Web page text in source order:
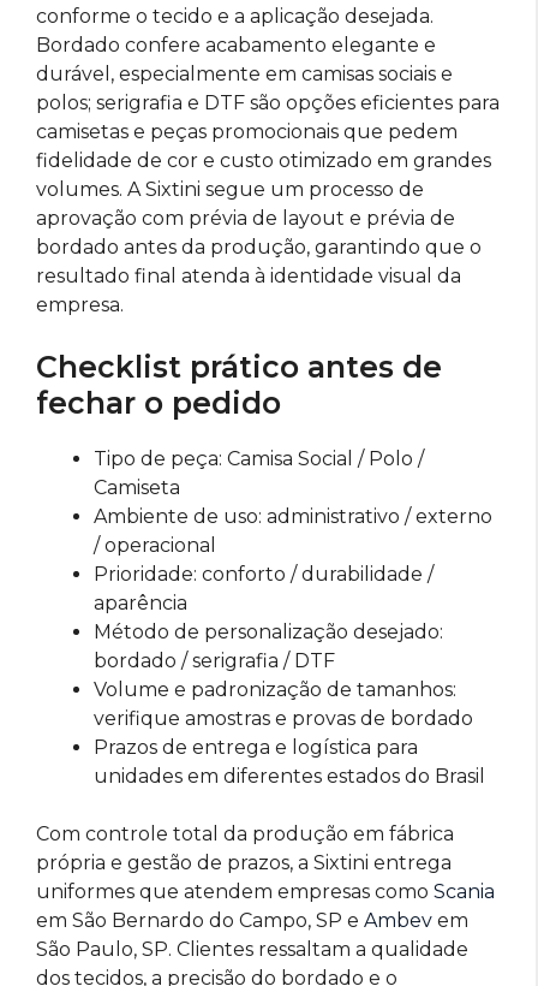
conforme o tecido e a aplicação desejada.
Bordado confere acabamento elegante e
durável, especialmente em camisas sociais e
polos; serigrafia e DTF são opções eficientes para
camisetas e peças promocionais que pedem
fidelidade de cor e custo otimizado em grandes
volumes. A Sixtini segue um processo de
aprovação com prévia de layout e prévia de
bordado antes da produção, garantindo que o
resultado final atenda à identidade visual da
empresa.
Checklist prático antes de
fechar o pedido
Tipo de peça: Camisa Social / Polo /
Camiseta
Ambiente de uso: administrativo / externo
/ operacional
Prioridade: conforto / durabilidade /
aparência
Método de personalização desejado:
bordado / serigrafia / DTF
Volume e padronização de tamanhos:
verifique amostras e provas de bordado
Prazos de entrega e logística para
unidades em diferentes estados do Brasil
Com controle total da produção em fábrica
própria e gestão de prazos, a Sixtini entrega
uniformes que atendem empresas como Scania
em São Bernardo do Campo, SP e Ambev em
São Paulo, SP. Clientes ressaltam a qualidade
dos tecidos, a precisão do bordado e o